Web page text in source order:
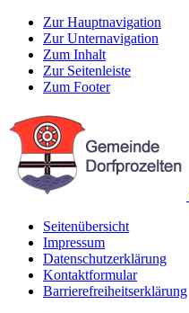
Zur Hauptnavigation
Zur Unternavigation
Zum Inhalt
Zur Seitenleiste
Zum Footer
Seitenübersicht
Impressum
Datenschutzerklärung
Kontaktformular
Barrierefreiheitserklärung